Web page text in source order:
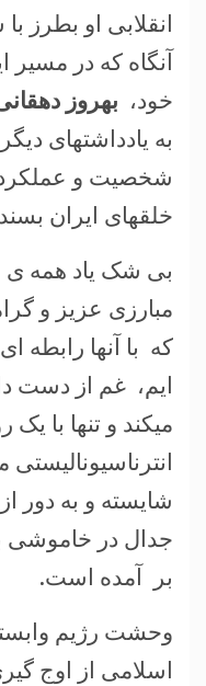
انقلابی او بطرز
آنگاه که در مسیر
خود، بهروز
به یادداشتهای
شخصیت و عملکرد
خلقهای ایران
بی شک یاد همه ی
مبارزی عزیز و
که با آنها رابطه
ایم، غم از دست
میکند و تنها با یک
انترناسیونالیستی
شایسته و به دور
جدال در خاموشی
بر آمده است.
وحشت رژیم
اسلامی از اوج